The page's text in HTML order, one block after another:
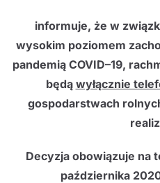
informuje, że w
wysokim poziomem
pandemią COVID–19,
będą wyłącznie
gospodarstwach
Decyzja obowiązuje na
października